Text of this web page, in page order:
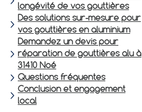
longévité de vos gouttières
Des solutions sur-mesure pour
vos gouttières en aluminium
Demandez un devis pour
réparation de gouttières alu à
31410 Noé
Questions fréquentes
Conclusion et engagement
local